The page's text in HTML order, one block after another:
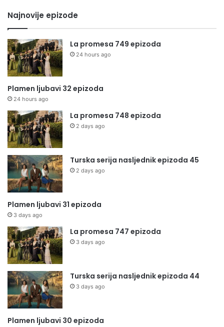
Najnovije epizode
La promesa 749 epizoda
24 hours ago
Plamen ljubavi 32 epizoda
24 hours ago
La promesa 748 epizoda
2 days ago
Turska serija nasljednik epizoda 45
2 days ago
Plamen ljubavi 31 epizoda
3 days ago
La promesa 747 epizoda
3 days ago
Turska serija nasljednik epizoda 44
3 days ago
Plamen ljubavi 30 epizoda